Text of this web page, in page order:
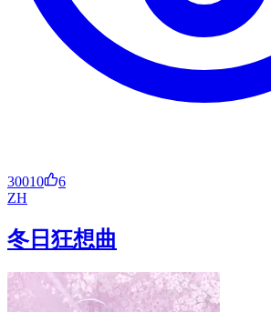
30010
6
ZH
冬日狂想曲